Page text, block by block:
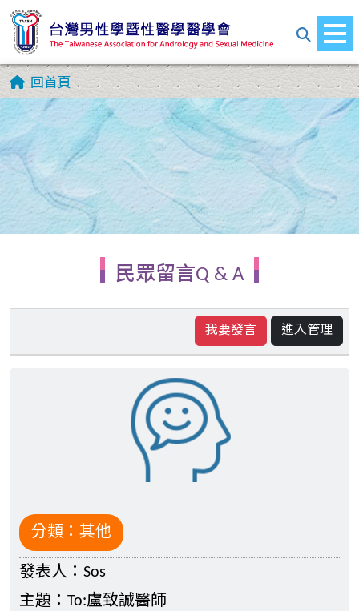
回首頁
民眾留言Q & A
我要發言 進入管理
分類： 其他
發表人： Sos
主題： To:盧致誠醫師